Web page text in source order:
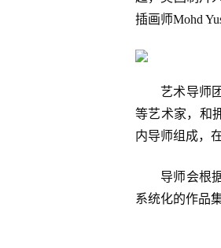
插画师Mohd
艺术导师
等艺术家，和
内导师组成，
导师会根
系统化的作品